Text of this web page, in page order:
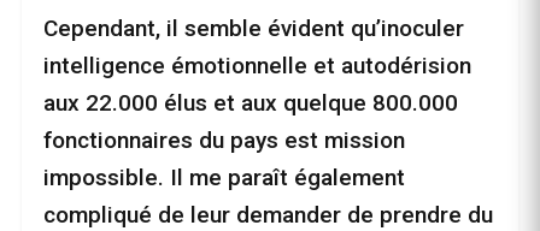
Cependant, il semble évident qu’inoculer
intelligence émotionnelle et autodérision
aux 22.000 élus et aux quelque 800.000
fonctionnaires du pays est mission
impossible. Il me paraît également
compliqué de leur demander de prendre du